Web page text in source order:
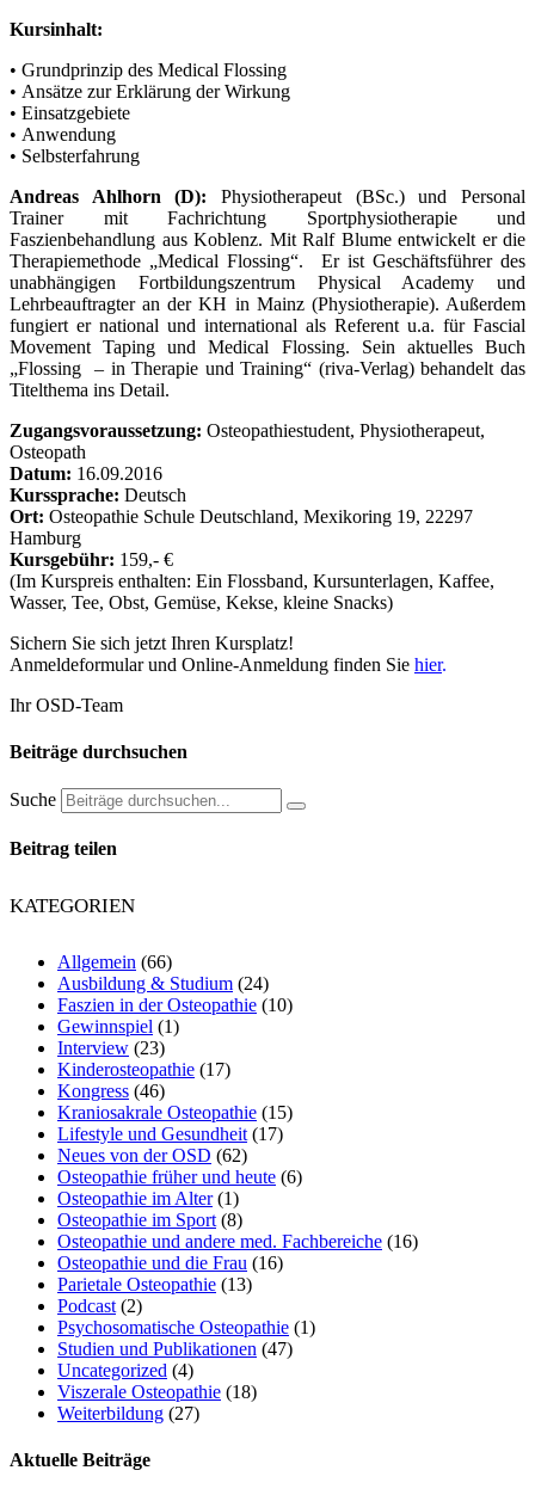
Kursinhalt:
• Grundprinzip des Medical Flossing
• Ansätze zur Erklärung der Wirkung
• Einsatzgebiete
• Anwendung
• Selbsterfahrung
Andreas Ahlhorn (D): Physiotherapeut (BSc.) und Personal
Trainer mit Fachrichtung Sportphysiotherapie und
Faszienbehandlung aus Koblenz. Mit Ralf Blume entwickelt er die
Therapiemethode „Medical Flossing“. Er ist Geschäftsführer des
unabhängigen Fortbildungszentrum Physical Academy und
Lehrbeauftragter an der KH in Mainz (Physiotherapie). Außerdem
fungiert er national und international als Referent u.a. für Fascial
Movement Taping und Medical Flossing. Sein aktuelles Buch
„Flossing – in Therapie und Training“ (riva-Verlag) behandelt das
Titelthema ins Detail.
Zugangsvoraussetzung: Osteopathiestudent, Physiotherapeut,
Osteopath
Datum: 16.09.2016
Kurssprache: Deutsch
Ort: Osteopathie Schule Deutschland, Mexikoring 19, 22297
Hamburg
Kursgebühr: 159,- €
(Im Kurspreis enthalten: Ein Flossband, Kursunterlagen, Kaffee,
Wasser, Tee, Obst, Gemüse, Kekse, kleine Snacks)
Sichern Sie sich jetzt Ihren Kursplatz!
Anmeldeformular und Online-Anmeldung finden Sie hier.
Ihr OSD-Team
Beiträge durchsuchen
Suche
Beitrag teilen
KATEGORIEN
Allgemein (66)
Ausbildung & Studium (24)
Faszien in der Osteopathie (10)
Gewinnspiel (1)
Interview (23)
Kinderosteopathie (17)
Kongress (46)
Kraniosakrale Osteopathie (15)
Lifestyle und Gesundheit (17)
Neues von der OSD (62)
Osteopathie früher und heute (6)
Osteopathie im Alter(1)
Osteopathie im Sport (8)
Osteopathie und andere med. Fachbereiche (16)
Osteopathie und die Frau (16)
Parietale Osteopathie (13)
Podcast (2)
Psychosomatische Osteopathie (1)
Studien und Publikationen (47)
Uncategorized (4)
Viszerale Osteopathie (18)
Weiterbildung (27)
Aktuelle Beiträge